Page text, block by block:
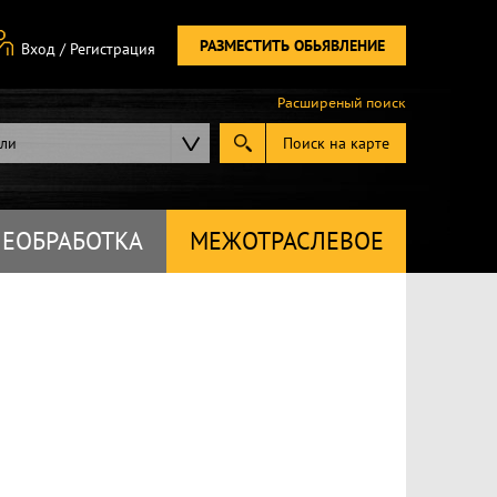
РАЗМЕСТИТЬ ОБЬЯВЛЕНИЕ
Вход / Регистрация
Поиск на карте
Расширеный поиск
МЕЖОТРАСЛЕВОЕ